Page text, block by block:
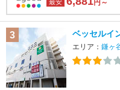
最安 円～
3 ベッセルイ
エリア： 鎌ヶ